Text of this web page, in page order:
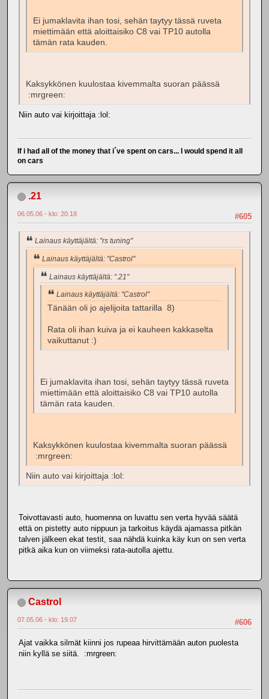
Ei jumaklavita ihan tosi, sehän taytyy tässä ruveta
miettimään että aloittaisiko C8 vai TP10 autolla
tämän rata kauden.
Kaksykkönen kuulostaa kivemmalta suoran päässä
:mrgreen:
Niin auto vai kirjoittaja :lol:
If i had all of the money that i´ve spent on cars... I would spend it all
on cars
.21
#605
06.05.06 - klo: 20.18
Lainaus käyttäjältä: "rs tuning"
Lainaus käyttäjältä: "Castrol"
Lainaus käyttäjältä: ".21"
Lainaus käyttäjältä: "Castrol"
Tänään oli jo ajelijoita tattarilla 8)
Rata oli ihan kuiva ja ei kauheen kakkaselta
vaikuttanut :)
Ei jumaklavita ihan tosi, sehän taytyy tässä ruveta
miettimään että aloittaisiko C8 vai TP10 autolla
tämän rata kauden.
Kaksykkönen kuulostaa kivemmalta suoran päässä
:mrgreen:
Niin auto vai kirjoittaja :lol:
Toivottavasti auto, huomenna on luvattu sen verta hyvää säätä
että on pistetty auto nippuun ja tarkoitus käydä ajamassa pitkän
talven jälkeen ekat testit, saa nähdä kuinka käy kun on sen verta
pitkä aika kun on viimeksi rata-autolla ajettu.
Castrol
#606
07.05.06 - klo: 19.07
Ajat vaikka silmät kiinni jos rupeaa hirvittämään auton puolesta
niin kyllä se siitä. :mrgreen: